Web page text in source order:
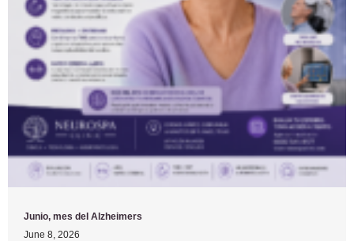
Junio, mes del Alzheimers
June 8, 2026